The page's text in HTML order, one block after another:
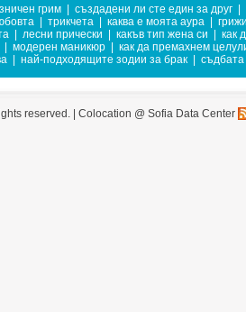
грим създадени ли сте един за друг
трикчета каква е моята аура
лесни прически какъв тип жена си
как
модерен маникюр
как да премахнем
най-подходящите зодии за брак съдбата
reserved. | Colocation @ Sofia Data Center